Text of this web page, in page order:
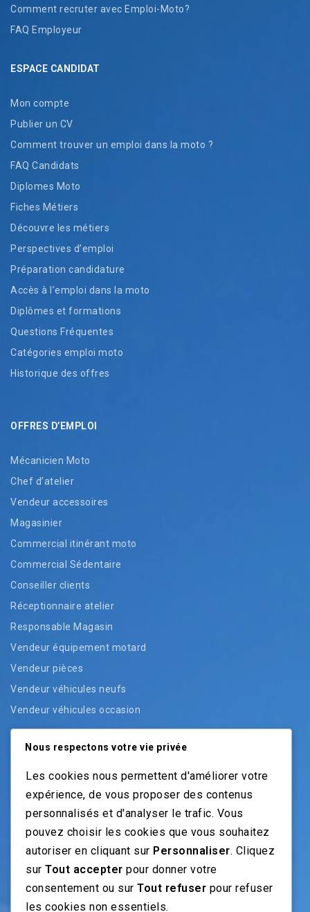
Comment recruter avec Emploi-Moto?
FAQ Employeur
ESPACE CANDIDAT
Mon compte
Publier un CV
Comment trouver un emploi dans la moto ?
FAQ Candidats
Diplomes Moto
Fiches Métiers
Découvre les métiers
Perspectives d’emploi
Préparation candidature
Accès à l’emploi dans la moto
Diplômes et formations
Questions Fréquentes
Catégories emploi moto
Historique des offres
OFFRES D’EMPLOI
Mécanicien Moto
Chef d’atelier
Vendeur accessoires
Magasinier
Commercial itinérant moto
Commercial Sédentaire
Conseiller clients
Réceptionnaire atelier
Responsable Magasin
Vendeur équipement motard
Vendeur pièces
Vendeur véhicules neufs
Vendeur véhicules occasion
Recrutement moto: Le guide pour recruteurs
Recrutement mécanicien moto
Fiches Métiers Moto
NOS RÉSEAUX
Nous respectons votre vie privée
Les cookies nous permettent d'améliorer votre
expérience, de vous proposer des contenus
personnalisés et d'analyser le trafic. Vous
pouvez choisir les cookies que vous souhaitez
autoriser en cliquant sur Personnaliser. Cliquez
sur Tout accepter pour donner votre
consentement ou sur Tout refuser pour refuser
les cookies non essentiels.